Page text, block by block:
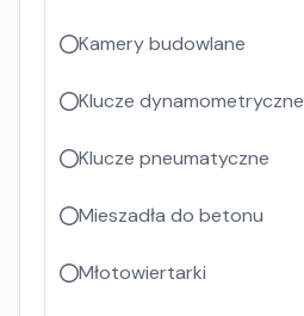
Kamery budowlane
Klucze dynamometryczne
Klucze pneumatyczne
Mieszadła do betonu
Młotowiertarki